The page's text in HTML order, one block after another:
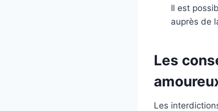
Il est
auprès de
Les
Les